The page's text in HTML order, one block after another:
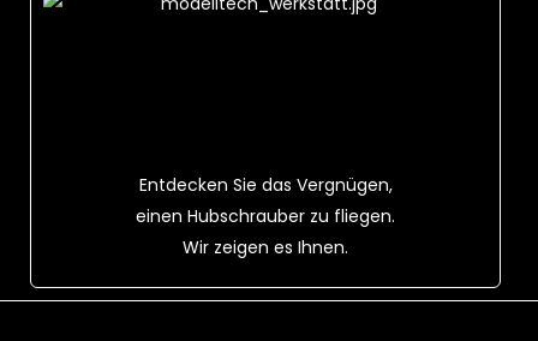
Entdecken Sie das Vergnügen,
einen Hubschrauber zu fliegen.
Wir zeigen es Ihnen.